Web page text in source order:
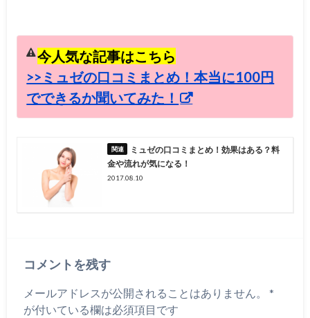
今人気な記事はこちら
>>ミュゼの口コミまとめ！本当に100円
でできるか聞いてみた！
ミュゼの口コミまとめ！効果はある？料
金や流れが気になる！
2017.08.10
コメントを残す
メールアドレスが公開されることはありません。
*
が付いている欄は必須項目です